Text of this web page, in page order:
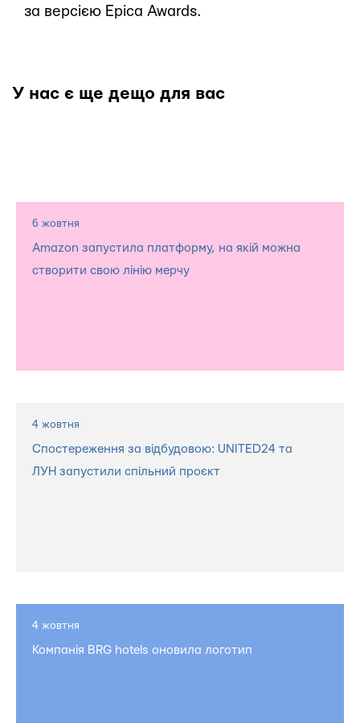
за версією Epica Awards.
У нас є ще дещо для вас
6 жовтня
Amazon запустила платформу, на якій можна
створити свою лінію мерчу
4 жовтня
Спостереження за відбудовою: UNITED24 та
ЛУН запустили спільний проєкт
4 жовтня
Компанія BRG hotels оновила логотип